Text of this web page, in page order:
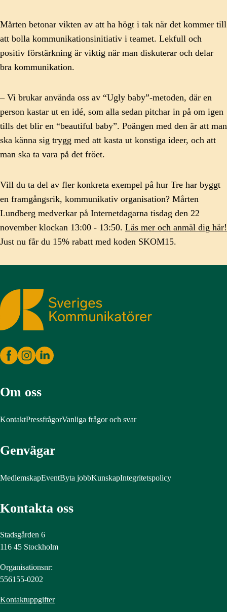
Mårten betonar vikten av att ha högt i tak när det kommer till
att bolla kommunikationsinitiativ i teamet. Lekfull och
positiv förstärkning är viktig när man diskuterar och delar
bra kommunikation.
– Vi brukar använda oss av “Ugly baby”-metoden, där en
person kastar ut en idé, som alla sedan pitchar in på om igen
tills det blir en “beautiful baby”. Poängen med den är att man
ska känna sig trygg med att kasta ut konstiga ideer, och att
man ska ta vara på det fröet.
Vill du ta del av fler konkreta exempel på hur Tre har byggt
en framgångsrik, kommunikativ organisation? Mårten
Lundberg medverkar på Internetdagarna tisdag den 22
november klockan 13:00 - 13:50. Läs mer och anmäl dig här!
Just nu får du 15% rabatt med koden SKOM15.
Sveriges Kommunikatörer
Om oss
KontaktPressfrågorVanliga frågor och svar
Genvägar
MedlemskapEventByta jobbKunskapIntegritetspolicy
Kontakta oss
Stadsgården 6
116 45 Stockholm
Organisationsnr:
556155-0202
Kontaktuppgifter